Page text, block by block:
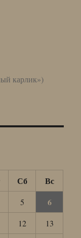
карлик»)
Сб
Вс
5 6
12
13